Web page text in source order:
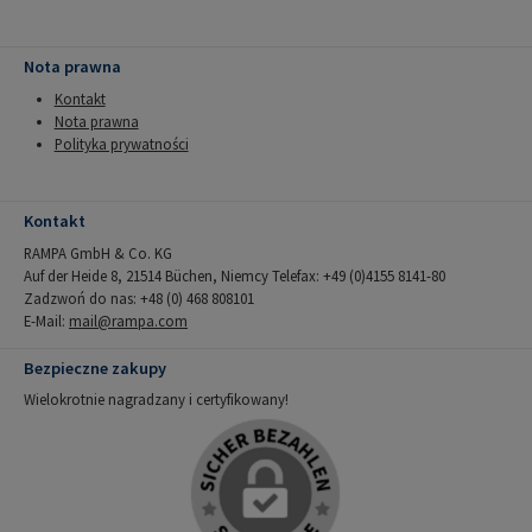
Nota prawna
Kontakt
Nota prawna
Polityka prywatności
Kontakt
RAMPA GmbH & Co. KG
Auf der Heide 8, 21514 Büchen, Niemcy Telefax: +49 (0)4155 8141-80
Zadzwoń do nas: +48 (0) 468 808101
E-Mail: mail@rampa.com
Bezpieczne zakupy
Wielokrotnie nagradzany i certyfikowany!